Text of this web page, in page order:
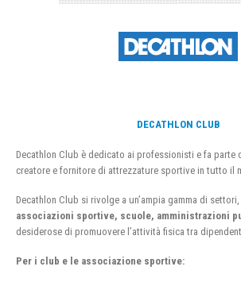
DECATHLON CLUB
Decathlon Club è dedicato ai professionisti e fa parte
creatore e fornitore di attrezzature sportive in tutto il
Decathlon Club si rivolge a un’ampia gamma di
associazioni sportive, scuole, amministrazioni
desiderose di promuovere l’attività fisica tra
Per i club e le associazione sportive: